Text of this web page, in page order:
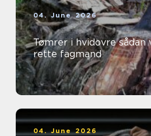
04. June 2026
Tømrer i hvidovre sådan vælger du den
rette fagmand
04. June 2026